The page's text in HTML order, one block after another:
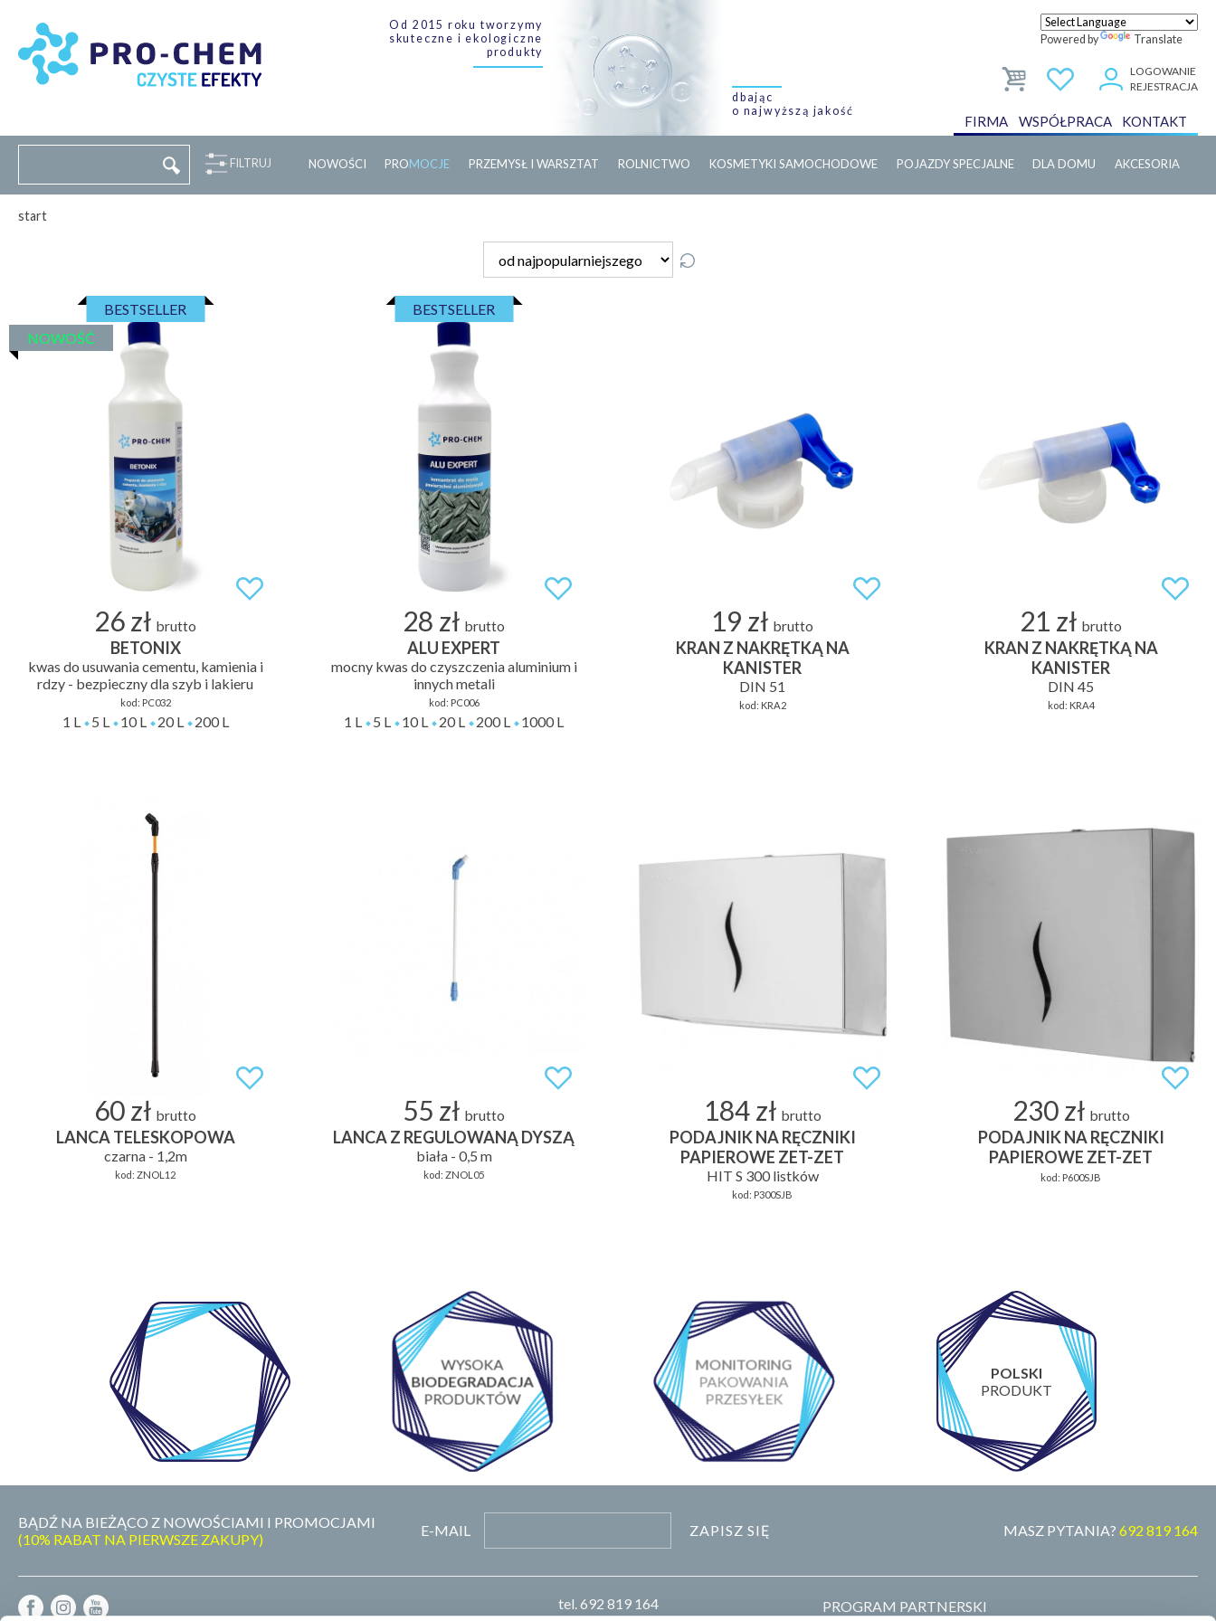
Od 2015 roku tworzymy
skuteczne i ekologiczne
produkty
dbając
o najwyższą jakość
Powered by Translate
LOGOWANIE
REJESTRACJA
FIRMA WSPÓŁPRACA KONTAKT
FILTRUJ NOWOŚCI PROMOC JE PRZEMYSŁ I WARSZTAT ROLNICTWO KOSMETYKI SAMOCHODOWE POJAZDY SPECJALNE DLA DOMU AKCESORIA
start
NOWOŚĆ
BESTSELLER
26 zł brutto
BETONIX
kwas do usuwania cementu, kamienia i
rdzy - bezpieczny dla szyb i lakieru
kod: PC032
1 L 5 L 10 L 20 L 200 L
BESTSELLER
28 zł brutto
ALU EXPERT
mocny kwas do czyszczenia aluminium i
innych metali
kod: PC006
1 L 5 L 10 L 20 L 200 L 1000 L
19 zł brutto
KRAN Z NAKRĘTKĄ NA
KANISTER
DIN 51
kod: KRA2
21 zł brutto
KRAN Z NAKRĘTKĄ NA
KANISTER
DIN 45
kod: KRA4
60 zł brutto
LANCA TELESKOPOWA
czarna - 1,2m
kod: ZNOL12
55 zł brutto
LANCA Z REGULOWANĄ DYSZĄ
biała - 0,5 m
kod: ZNOL05
184 zł brutto
PODAJNIK NA RĘCZNIKI
PAPIEROWE ZET-ZET
HIT S 300 listków
kod: P300SJB
230 zł brutto
PODAJNIK NA RĘCZNIKI
PAPIEROWE ZET-ZET
kod: P600SJB
WYSOKA
BIODEGRADACJA
PRODUKTÓW
MONITORING
PAKOWANIA
PRZESYŁEK
POLSKI
PRODUKT
BĄDŹ NA BIEŻĄCO Z NOWOŚCIAMI I PROMOCJAMI
(10% RABAT NA PIERWSZE ZAKUPY)
E-MAIL ZAPISZ SIĘ MASZ PYTANIA? 692 819 164
tel. 692 819 164
PROGRAM PARTNERSKI